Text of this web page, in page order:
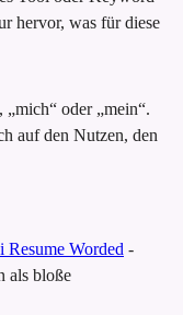
hervor, was für diese
„mich“ oder „mein“.
auf den Nutzen, den
Resume Worded -
als bloße